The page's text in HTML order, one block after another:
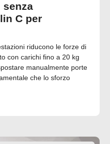
senza
C per
riducono le forze di
con carichi fino a 20 kg
manualmente porte
che lo sforzo